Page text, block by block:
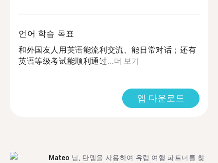
언어 학습 목표
和外国友人用英语能流利交流、能日常对话；还有
英语等级考试能顺利通过...더 보기
앱 다운로드
Mateo 님, 탄뎀을 사용하여 유럽 여행 파트너를 찾